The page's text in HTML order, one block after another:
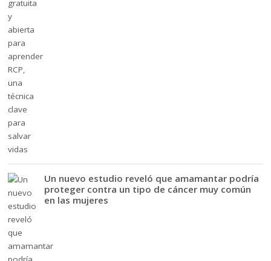
Un nuevo estudio reveló que amamantar podría
proteger contra un tipo de cáncer muy común
en las mujeres